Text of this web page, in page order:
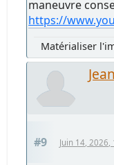
maneuvre
https://
Matérialiser
#9 Juin 14, 2026,